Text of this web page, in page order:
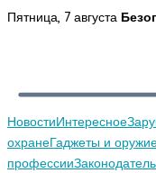
Перейти
Пятница, 7 августа
НовостиИнтересное
охранеГаджеты и
профессии